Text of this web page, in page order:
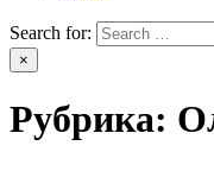
Search for:
×
Рубрика: